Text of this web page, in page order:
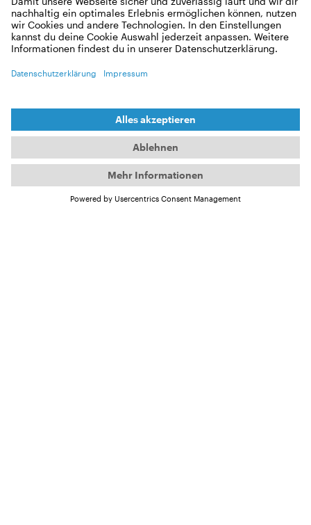
SPRACHE
Untertiteln in verschiedenen Sprachen.
Die Verfügbarkeit von Untertiteln variiert je nach
Film.